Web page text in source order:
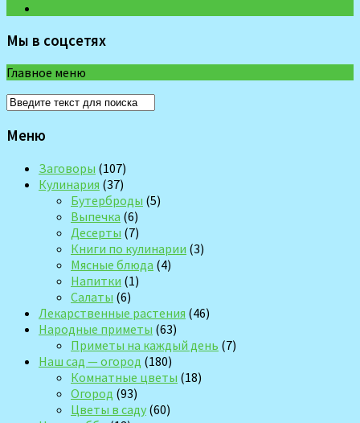
Мы в соцсетях
Главное меню
Меню
Заговоры (107)
Кулинария (37)
Бутерброды (5)
Выпечка (6)
Десерты (7)
Книги по кулинарии (3)
Мясные блюда (4)
Напитки (1)
Салаты (6)
Лекарственные растения (46)
Народные приметы (63)
Приметы на каждый день (7)
Наш сад — огород (180)
Комнатные цветы (18)
Огород (93)
Цветы в саду (60)